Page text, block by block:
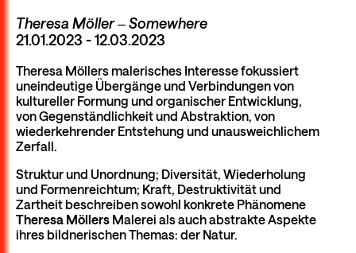
Theresa Möller ‒ Somewhere
21.01.2023 - 12.03.2023
Theresa Möllers malerisches Interesse fokussiert
uneindeutige Übergänge und Verbindungen von
kultureller Formung und organischer Entwicklung,
von Gegenständlichkeit und Abstraktion, von
wiederkehrender Entstehung und unausweichlichem
Zerfall.
Struktur und Un­ordnung; Diversität, Wiederholung
und Formenreichtum; Kraft, Destruktivität und
Zartheit beschreiben sowohl konkrete Phänomene
Theresa Möllers Malerei als auch abstrakte Aspekte
ihres bildnerischen Themas: der Natur.